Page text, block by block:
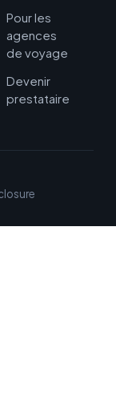
Pour les
agences
de voyage
Devenir
prestataire